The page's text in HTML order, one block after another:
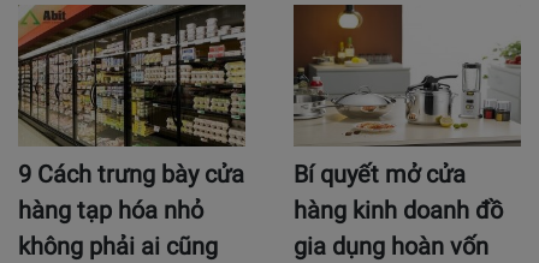
9 Cách trưng bày cửa
hàng tạp hóa nhỏ
không phải ai cũng
Bí quyết mở cửa
hàng kinh doanh đồ
gia dụng hoàn vốn